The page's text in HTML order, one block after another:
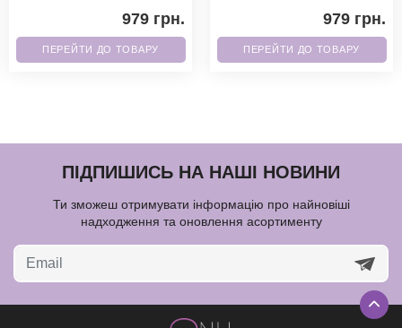
979 грн.
ПЕРЕЙТИ ДО ТОВАРУ
одягни. Завдяки якісно979 грн.
ПЕРЕЙТИ ДО ТОВАРУ
ПІДПИШИСЬ НА НАШІ НОВИНИ
Ти зможеш отримувати інформацію про найновіші
надходження та оновлення асортименту